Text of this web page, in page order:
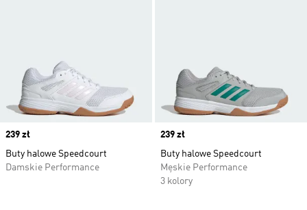
Price
239 zł
Buty halowe Speedcourt
Damskie Performance
Price
239 zł
Buty halowe Speedcourt
Męskie Performance
3 kolory